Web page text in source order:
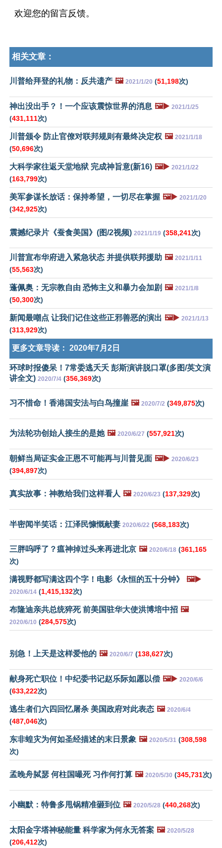
欢迎您的留言反馈。
相关文章：
川普给拜登的礼物：反共遗产 🖼️ 2021/1/20 (51,198次)
神出没出手？！一个应该震惊世界的消息 🖼️▶️ 2021/1/25
(431,111次)
川普颁令 防止官僚对联邦规则有最终决定权 🖼️ 2021/1/18
(50,696次)
大科学家往返天堂地狱 完成神旨意(新16) 🖼️▶️ 2021/1/22
(163,799次)
美军参谋长放话：保持希望，一切尽在掌握 🖼️▶️ 2021/1/20
(342,925次)
震撼纪录片《蚕食美国》(图/2视频) 2021/1/19 (358,241次)
川普宣布华府进入紧急状态 并提供联邦援助 🖼️ 2021/1/11
(55,563次)
蓬佩奥：无宗教自由 恐怖主义和暴力会加剧 🖼️ 2021/1/8
(50,300次)
新闻最嘲点 让我们记住这些正邪善恶的演出 🖼️▶️ 2021/1/13
(313,929次)
更多文章导读： 2020年7月2日
环球时报傻呆！7常委逃夭夭 彭斯演讲脱口罩(多图/英文演
讲全文) 2020/7/4 (356,369次)
习不惜命！香港国安法与白鸟撞崖 🖼️ 2020/7/2 (349,875次)
为法轮功创始人接生的是她 🖼️ 2020/6/27 (557,921次)
朝鲜当局证实金正恩不可能再与川普见面 🖼️▶️ 2020/6/23
(394,897次)
真实故事：神教给我们这样看人 🖼️ 2020/6/23 (137,329次)
半密闻半笑话：江泽民慷慨献妻 2020/6/22 (568,183次)
三胖呜呼了？瘟神掉过头来再进北京 🖼️ 2020/6/18 (361,165
次)
满视野都写满这四个字！电影《永恒的五十分钟》 🖼️▶️
2020/6/14 (1,415,132次)
布隆迪亲共总统猝死 前美国驻华大使洪博培中招 🖼️
2020/6/10 (284,575次)
别急！上天是这样爱他的 🖼️ 2020/6/7 (138,627次)
献身死亡职位！中纪委书记赵乐际如愿以偿 🖼️▶️ 2020/6/6
(633,222次)
逃生者们六四回忆屠杀 美国政府对此表态 🖼️ 2020/6/4
(487,046次)
东非蝗灾为何如圣经描述的末日景象 🖼️ 2020/5/31 (308,598
次)
孟晚舟脦瑟 何柱国嘬死 习作何打算 🖼️ 2020/5/30 (345,731次)
小幽默：特鲁多甩锅精准砸到位 🖼️ 2020/5/28 (440,268次)
太阳金字塔神秘能量 科学家为何永无答案 🖼️ 2020/5/28
(206,412次)